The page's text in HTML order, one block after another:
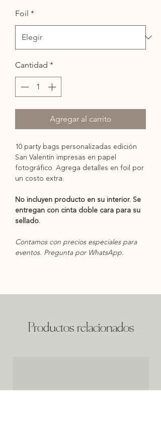
Foil *
Cantidad *
Agregar al carrito
10 party bags personalizadas edición
San Valentín impresas en papel
fotográfico. Agrega detalles en foil por
un costo extra.
No incluyen producto en su interior. Se
entregan con cinta doble cara para su
sellado.
Contamos con precios especiales para
eventos. Pregunta por WhatsApp.
Productos relacionados